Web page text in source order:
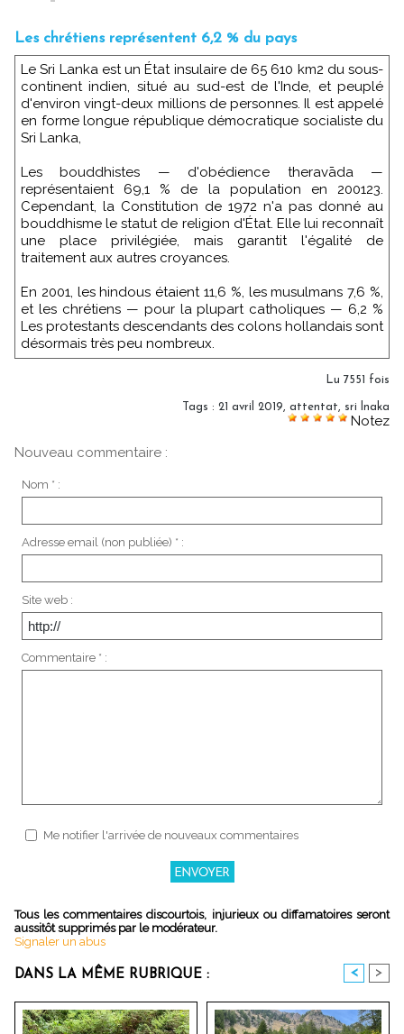
Les chrétiens représentent 6,2 % du pays
Le Sri Lanka est un État insulaire de 65 610 km2 du sous-
continent indien, situé au sud-est de l'Inde, et peuplé
d'environ vingt-deux millions de personnes. Il est appelé
en forme longue république démocratique socialiste du
Sri Lanka,
Les bouddhistes — d'obédience theravāda —
représentaient 69,1 % de la population en 200123.
Cependant, la Constitution de 1972 n'a pas donné au
bouddhisme le statut de religion d'État. Elle lui reconnaît
une place privilégiée, mais garantit l'égalité de
traitement aux autres croyances.
En 2001, les hindous étaient 11,6 %, les musulmans 7,6 %,
et les chrétiens — pour la plupart catholiques — 6,2 %
Les protestants descendants des colons hollandais sont
désormais très peu nombreux.
Lu 7551 fois
Tags : 21 avril 2019, attentat, sri lnaka
Notez
Nouveau commentaire :
Nom * :
Adresse email (non publiée) * :
Site web :
Commentaire * :
Me notifier l'arrivée de nouveaux commentaires
Tous les commentaires discourtois, injurieux ou diffamatoires seront
aussitôt supprimés par le modérateur.
Signaler un abus
DANS LA MÊME RUBRIQUE : < >